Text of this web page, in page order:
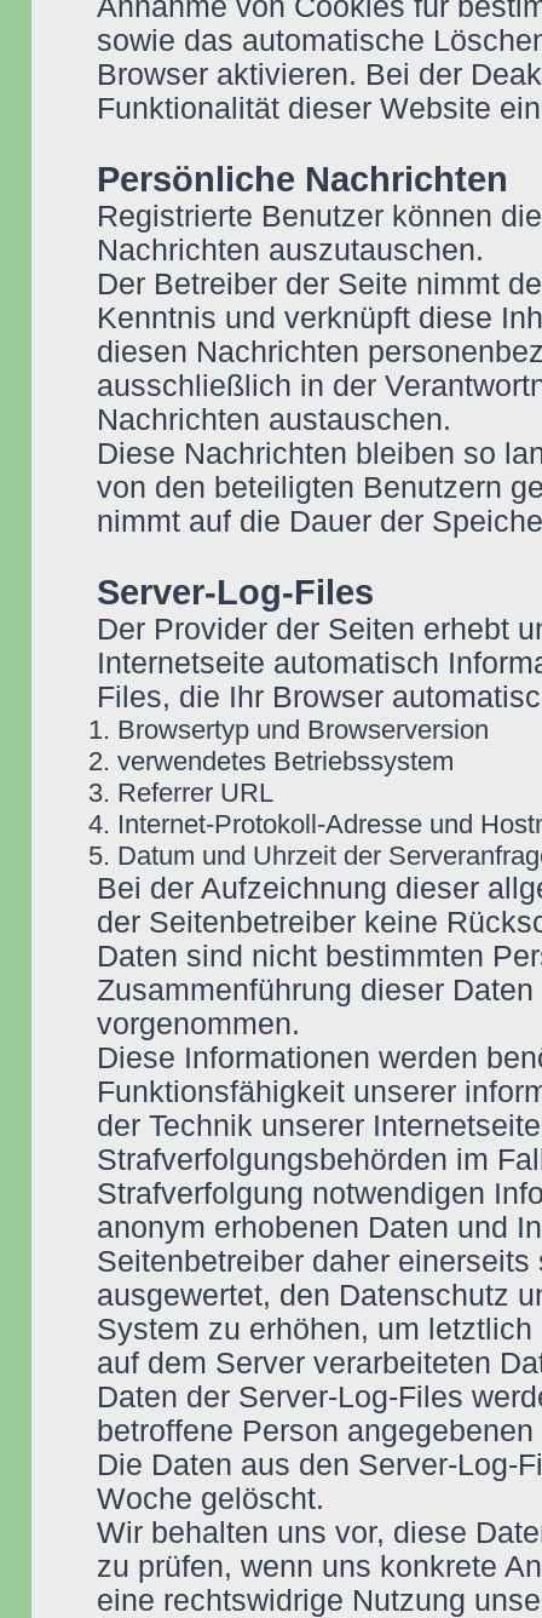
Annahme von Cookies für
sowie das automatische
Browser aktivieren. Bei der
Funktionalität dieser Website
Persönliche Nachrichten
Registrierte Benutzer können
Nachrichten auszutauschen.
Der Betreiber der Seite nimmt
Kenntnis und verknüpft diese
diesen Nachrichten
ausschließlich in der
Nachrichten austauschen.
Diese Nachrichten bleiben so
von den beteiligten Benutzern
nimmt auf die Dauer der
Server-Log-Files
Der Provider der Seiten erhebt
Internetseite automatisch
Files, die Ihr Browser
Browsertyp und Browserversion
verwendetes Betriebssystem
Referrer URL
Internet-Protokoll-Adresse und
Datum und Uhrzeit der
Bei der Aufzeichnung dieser
der Seitenbetreiber keine
Daten sind nicht bestimmten
Zusammenführung dieser
vorgenommen.
Diese Informationen werden
Funktionsfähigkeit unserer
der Technik unserer
Strafverfolgungsbehörden im
Strafverfolgung notwendigen
anonym erhobenen Daten und
Seitenbetreiber daher
ausgewertet, den Datenschutz
System zu erhöhen, um
auf dem Server verarbeiteten
Daten der Server-Log-Files
betroffene Person
Die Daten aus den Server-Log-
Woche gelöscht.
Wir behalten uns vor, diese
zu prüfen, wenn uns konkrete
eine rechtswidrige Nutzung